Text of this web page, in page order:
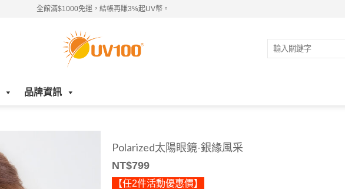
全館滿$1000免運，結帳再賺3%起UV幣。
搜
品牌資訊
Polarized太陽眼鏡-銀緣風采
NT$799
【任2件活動優惠價】